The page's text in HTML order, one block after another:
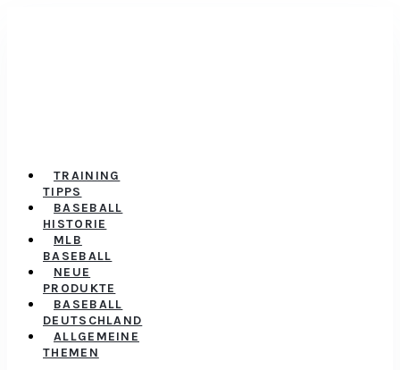
TRAINING
TIPPS
BASEBALL
HISTORIE
MLB
BASEBALL
NEUE
PRODUKTE
BASEBALL
DEUTSCHLAND
ALLGEMEINE
THEMEN